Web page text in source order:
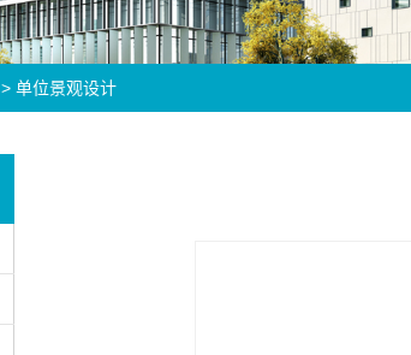
> 单位景观设计